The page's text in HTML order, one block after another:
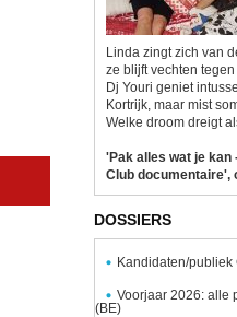
Linda zingt zich van
ze blijft vechten
Dj Youri geniet
Kortrijk, maar mist
Welke droom dreigt
'Pak alles wat je kan
Club documentaire',
DOSSIERS
Kandidaten/publiek
Voorjaar 2026: alle
(BE)